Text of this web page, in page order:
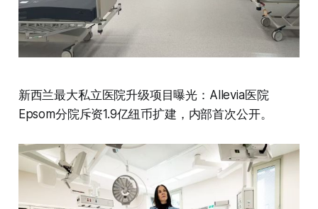
新西兰最大私立医院升级项目曝光：Allevia医院
Epsom分院斥资1.9亿纽币扩建，内部首次公开。